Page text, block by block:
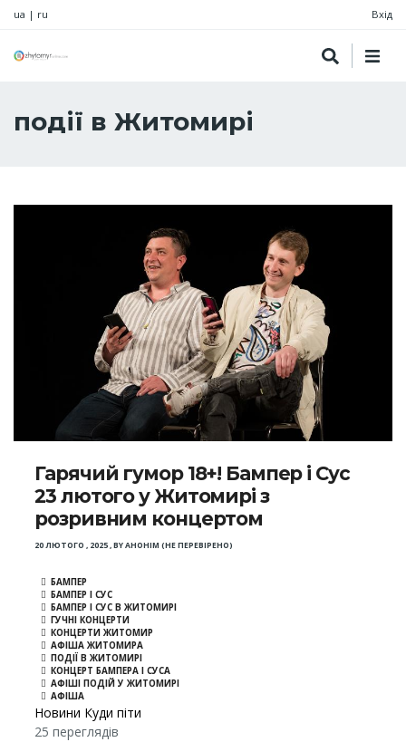
ua | ru Вхід
події в Житомирі
Гарячий гумор 18+! Бампер і Сус
23 лютого у Житомирі з
розривним концертом
20 ЛЮТОГО , 2025,BYАНОНІМ (НЕ ПЕРЕВІРЕНО)
БАМПЕР
БАМПЕР І СУС
БАМПЕР І СУС В ЖИТОМИРІ
ГУЧНІ КОНЦЕРТИ
КОНЦЕРТИ ЖИТОМИР
АФІША ЖИТОМИРА
ПОДІЇ В ЖИТОМИРІ
КОНЦЕРТ БАМПЕРА І СУСА
АФІШІ ПОДІЙ У ЖИТОМИРІ
АФІША
Новини Куди піти
25 переглядів